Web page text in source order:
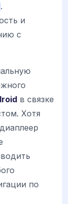
.
и
с
в связке
Хотя
по